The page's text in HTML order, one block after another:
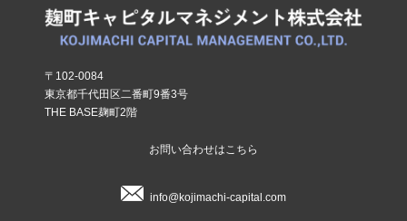
〒102-0084
東京都千代田区二番町9番3号
THE BASE麹町2階
お問い合わせはこちら
info@kojimachi-capital.com